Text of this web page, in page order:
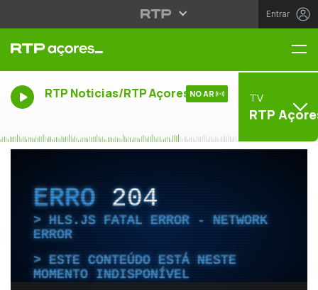
Entrar
RTP Noticias/RTP Açores NO AR TV
RTP
ERRO204
HLS.JS FATAL ERROR - NETWORK
ERROR
ESTE CONTEÚDO ESTÁ NESTE
MOMENTO INDISPONÍVEL